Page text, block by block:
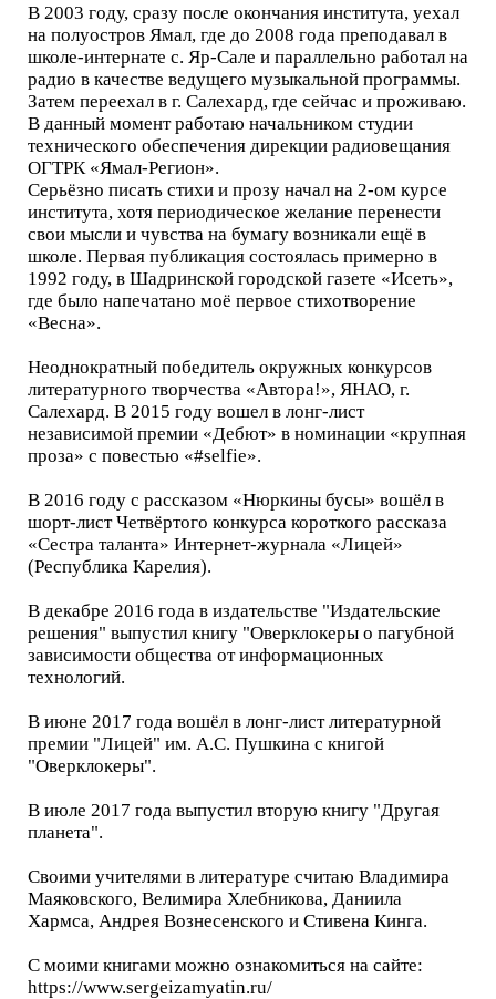
В 2003 году, сразу после окончания института, уехал
на полуостров Ямал, где до 2008 года преподавал в
школе-интернате с. Яр-Сале и параллельно работал на
радио в качестве ведущего музыкальной программы.
Затем переехал в г. Салехард, где сейчас и проживаю.
В данный момент работаю начальником студии
технического обеспечения дирекции радиовещания
ОГТРК «Ямал-Регион».
Серьёзно писать стихи и прозу начал на 2-ом курсе
института, хотя периодическое желание перенести
свои мысли и чувства на бумагу возникали ещё в
школе. Первая публикация состоялась примерно в
1992 году, в Шадринской городской газете «Исеть»,
где было напечатано моё первое стихотворение
«Весна».
Неоднократный победитель окружных конкурсов
литературного творчества «Автора!», ЯНАО, г.
Салехард. В 2015 году вошел в лонг-лист
независимой премии «Дебют» в номинации «крупная
проза» с повестью «#selfie».
В 2016 году с рассказом «Нюркины бусы» вошёл в
шорт-лист Четвёртого конкурса короткого рассказа
«Сестра таланта» Интернет-журнала «Лицей»
(Республика Карелия).
В декабре 2016 года в издательстве "Издательские
решения" выпустил книгу "Оверклокеры о пагубной
зависимости общества от информационных
технологий.
В июне 2017 года вошёл в лонг-лист литературной
премии "Лицей" им. А.С. Пушкина с книгой
"Оверклокеры".
В июле 2017 года выпустил вторую книгу "Другая
планета".
Своими учителями в литературе считаю Владимира
Маяковского, Велимира Хлебникова, Даниила
Хармса, Андрея Вознесенского и Стивена Кинга.
С моими книгами можно ознакомиться на сайте:
https://www.sergeizamyatin.ru/